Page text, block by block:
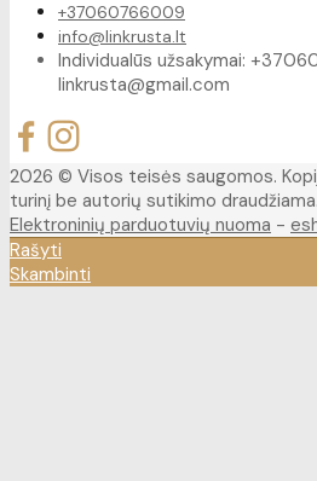
+37060766009
info@linkrusta.lt
Individualūs užsakymai:
linkrusta@gmail.com
2026 © Visos teisės saugomos.
turinį be autorių sutikimo draudžiama.
Elektroninių parduotuvių nuoma -
Rašyti
Skambinti